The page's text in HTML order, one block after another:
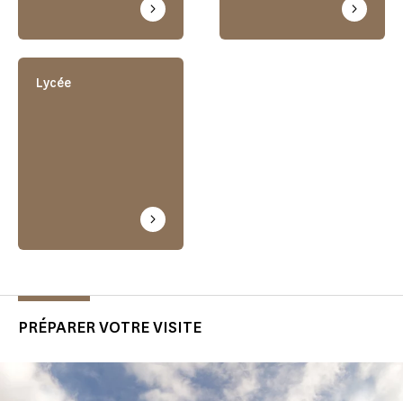
Lycée
PRÉPARER VOTRE VISITE